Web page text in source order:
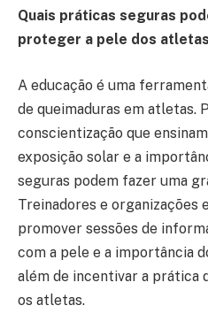
Quais práticas seguras
proteger a pele dos
A educação é uma
de queimaduras em atletas.
conscientização que
exposição solar e a
seguras podem fazer uma
Treinadores e organizações
promover sessões de
com a pele e a importância
além de incentivar a prática
os atletas.